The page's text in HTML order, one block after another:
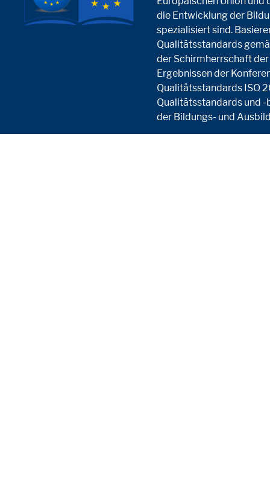
die Entwicklung der
spezialisiert sind.
Qualitätsstandards
der Schirmherrschaft der
Ergebnissen der
Qualitätsstandards ISO
Qualitätsstandards und
der Bildungs- und